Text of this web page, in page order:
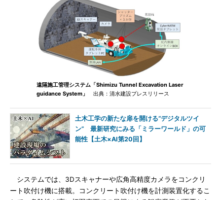
遠隔施工管理システム「Shimizu Tunnel Excavation Laser
guidance System」
出典：清水建設プレスリリース
土木工学の新たな扉を開ける“デジタルツイ
ン” 最新研究にみる「ミラーワールド」の可
能性【土木×AI第20回】
システムでは、3Dスキャナーや広角高精度カメラをコンクリ
ート吹付け機に搭載。コンクリート吹付け機を計測装置化するこ